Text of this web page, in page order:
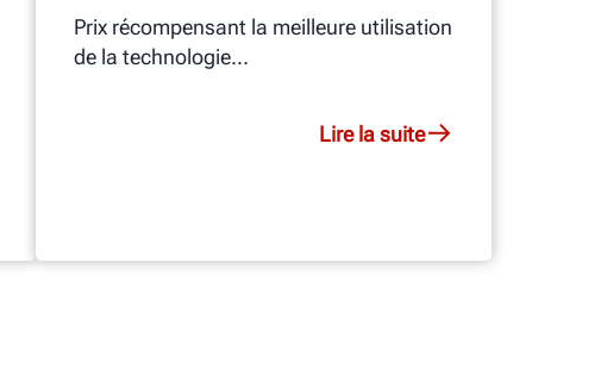
Prix récompensant la meilleure utilisation
de la technologie...
Lire la suite